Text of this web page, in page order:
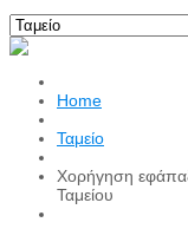
Home
Ταμείο
Χορήγηση
Ταμείου